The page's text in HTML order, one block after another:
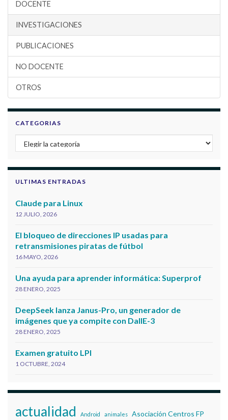
DOCENTE
INVESTIGACIONES
PUBLICACIONES
NO DOCENTE
OTROS
CATEGORIAS
Categorias
ULTIMAS ENTRADAS
Claude para Linux
12 JULIO, 2026
El bloqueo de direcciones IP usadas para
retransmisiones piratas de fútbol
16 MAYO, 2026
Una ayuda para aprender informática: Superprof
28 ENERO, 2025
DeepSeek lanza Janus-Pro, un generador de
imágenes que ya compite con DallE-3
28 ENERO, 2025
Examen gratuito LPI
1 OCTUBRE, 2024
actualidad Android animales
Asociación Centros FP